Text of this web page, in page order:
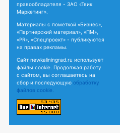
правообладателя - ЗАО «Твик
Маркетинг».
Материалы с пометкой «Бизнес»,
«Партнерский материал», «ПМ»,
«PR», «Спецпроект» - публикуются
на правах рекламы.
Сайт newkaliningrad.ru использует
файлы cookie. Продолжая работу
с сайтом, вы соглашаетесь на
сбор и последующую обработку
файлов cookie.